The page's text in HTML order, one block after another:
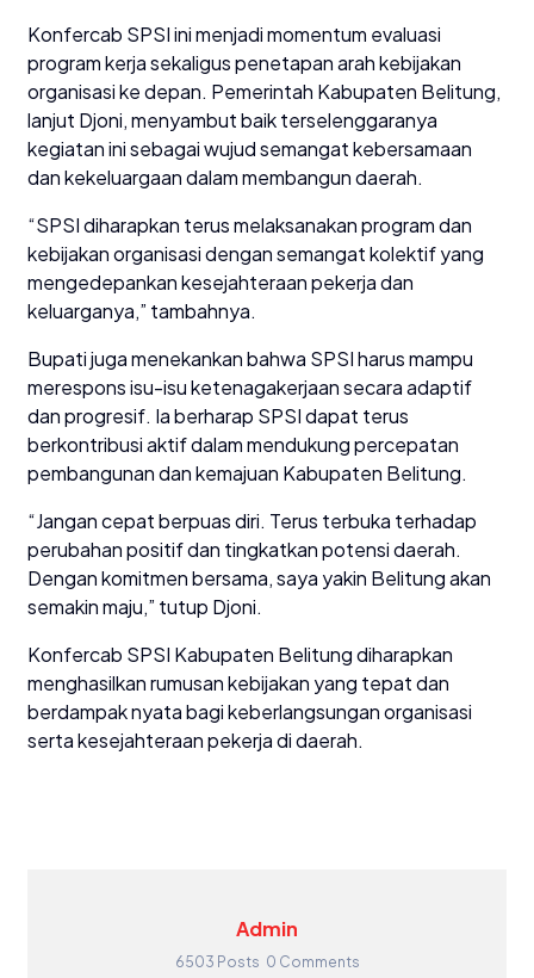
Konfercab SPSI ini menjadi momentum evaluasi
program kerja sekaligus penetapan arah kebijakan
organisasi ke depan. Pemerintah Kabupaten Belitung,
lanjut Djoni, menyambut baik terselenggaranya
kegiatan ini sebagai wujud semangat kebersamaan
dan kekeluargaan dalam membangun daerah.
“SPSI diharapkan terus melaksanakan program dan
kebijakan organisasi dengan semangat kolektif yang
mengedepankan kesejahteraan pekerja dan
keluarganya,” tambahnya.
Bupati juga menekankan bahwa SPSI harus mampu
merespons isu-isu ketenagakerjaan secara adaptif
dan progresif. Ia berharap SPSI dapat terus
berkontribusi aktif dalam mendukung percepatan
pembangunan dan kemajuan Kabupaten Belitung.
“Jangan cepat berpuas diri. Terus terbuka terhadap
perubahan positif dan tingkatkan potensi daerah.
Dengan komitmen bersama, saya yakin Belitung akan
semakin maju,” tutup Djoni.
Konfercab SPSI Kabupaten Belitung diharapkan
menghasilkan rumusan kebijakan yang tepat dan
berdampak nyata bagi keberlangsungan organisasi
serta kesejahteraan pekerja di daerah.
Admin
6503 Posts 0 Comments